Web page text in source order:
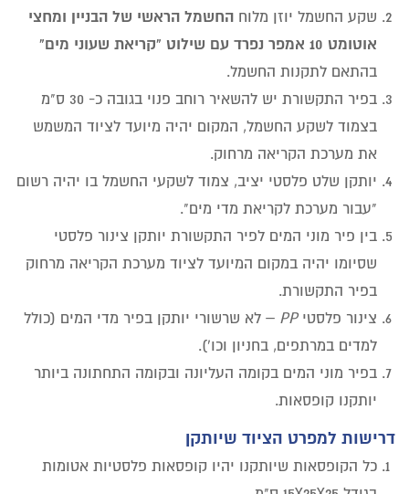
שקע החשמל יוזן מלוח החשמל הראשי של הבניין ומחצי
אוטומט 10 אמפר נפרד עם שילוט "קריאת שעוני מים"
בהתאם לתקנות החשמל.
בפיר התקשורת יש להשאיר רוחב פנוי בגובה כ- 30 ס"מ
בצמוד לשקע החשמל, המקום יהיה מיועד לציוד המשמש
את מערכת הקריאה מרחוק.
יותקן שלט פלסטי יציב, צמוד לשקעי החשמל בו יהיה רשום
"עבור מערכת לקריאת מדי מים".
בין פיר מוני המים לפיר התקשורת יותקן צינור פלסטי
שסיומו יהיה במקום המיועד לציוד מערכת הקריאה מרחוק
בפיר התקשורת.
צינור פלסטיPP – לא שרשורי יותקן בפיר מדי המים (כולל
למדים במרתפים, בחניון וכו').
בפיר מוני המים בקומה העליונה ובקומה התחתונה ביותר
יותקנו קופסאות.
דרישות למפרט הציוד שיותקן
כל הקופסאות שיותקנו יהיו קופסאות פלסטיות אטומות